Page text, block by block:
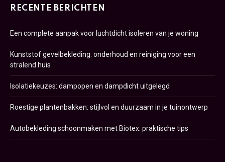
RECENTE BERICHTEN
Een complete aanpak voor luchtdicht isoleren van je woning
Kunststof gevelbekleding: onderhoud en reiniging voor een
stralend huis
Isolatiekeuzes: dampopen en dampdicht uitgelegd
Roestige plantenbakken: stijlvol en duurzaam in je tuinontwerp
Autobekleding schoonmaken met Biotex: praktische tips